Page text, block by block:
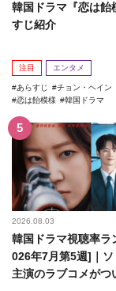
韓国ドラマ『恋は飴
すじ紹介
注目 エンタメ
あらすじ チョン・ヘイン
恋は飴模様
韓国ドラマ
2026.08.03
韓国ドラマ視聴率ラ
026年7月第5週]｜ソ
主演のラブコメがつ